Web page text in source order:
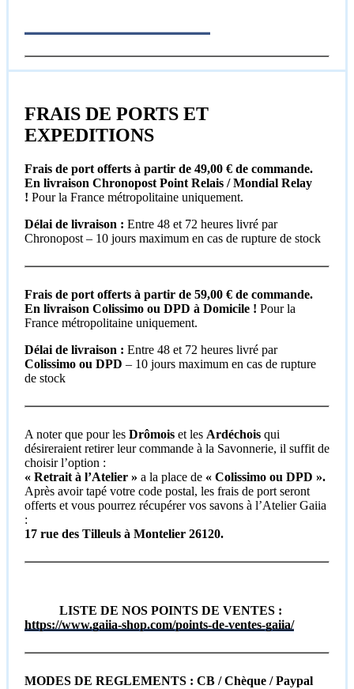
FRAIS DE PORTS ET
EXPEDITIONS
Frais de port offerts à partir de 49,00 € de commande.
En livraison Chronopost Point Relais / Mondial Relay
! Pour la France métropolitaine uniquement.
Délai de livraison : Entre 48 et 72 heures livré par
Chronopost – 10 jours maximum en cas de rupture de stock
Frais de port offerts à partir de 59,00 € de commande.
En livraison Colissimo ou DPD à Domicile ! Pour la
France métropolitaine uniquement.
Délai de livraison : Entre 48 et 72 heures livré par
Colissimo ou DPD – 10 jours maximum en cas de rupture
de stock
A noter que pour les Drômois et les Ardéchois qui
désireraient retirer leur commande à la Savonnerie, il suffit de
choisir l’option :
« Retrait à l’Atelier » a la place de « Colissimo ou DPD ».
Après avoir tapé votre code postal, les frais de port seront
offerts et vous pourrez récupérer vos savons à l’Atelier Gaiia
:
17 rue des Tilleuls à Montelier 26120.
LISTE DE NOS POINTS DE VENTES :
https://www.gaiia-shop.com/points-de-ventes-gaiia/
MODES DE REGLEMENTS : CB / Chèque / Paypal